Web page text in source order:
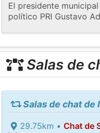
El presidente
político PRI Gustavo
Salas de
Salas de chat de
29.75km • Chat de